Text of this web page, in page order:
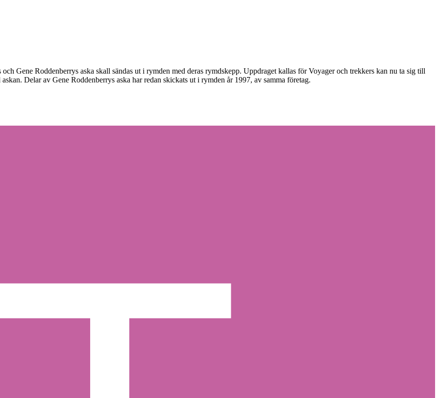
Gene Roddenberrys aska skall sändas ut i rymden med deras rymdskepp. Uppdraget kallas för Voyager och trekkers kan nu ta sig till
Delar av Gene Roddenberrys aska har redan skickats ut i rymden år 1997, av samma företag.